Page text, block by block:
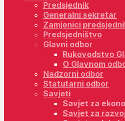
Predsjednik
Generalni sekretar
Zamjenici
Predsjedništvo
Glavni odbor
Rukovodstvo
O Glavnom
Nadzorni odbor
Statutarni odbor
Savjeti
Savjet za
Savjet za